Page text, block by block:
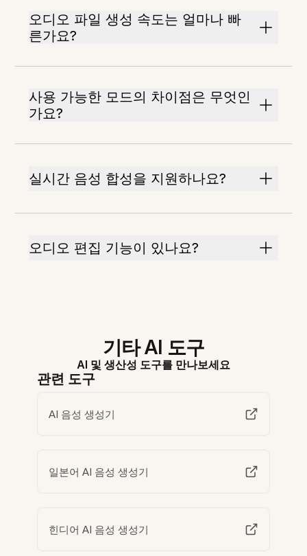
오디오 파일 생성 속도는 얼마나 빠
른가요?
사용 가능한 모드의 차이점은 무엇인
가요?
실시간 음성 합성을 지원하나요?
오디오 편집 기능이 있나요?
기타 AI 도구
AI 및 생산성 도구를 만나보세요
관련 도구
AI 음성 생성기
일본어 AI 음성 생성기
힌디어 AI 음성 생성기